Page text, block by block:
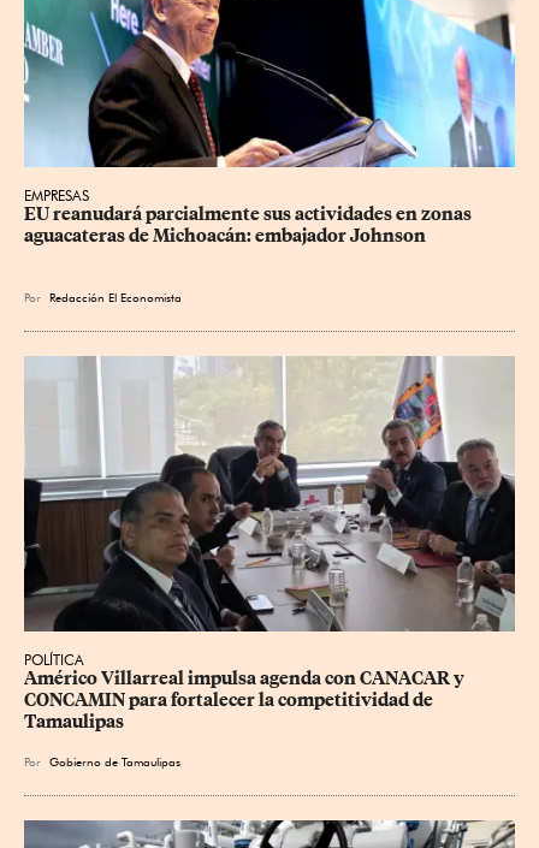
EMPRESAS
EU reanudará parcialmente sus actividades en zonas
aguacateras de Michoacán: embajador Johnson
Por Redacción El Economista
POLÍTICA
Américo Villarreal impulsa agenda con CANACAR y
CONCAMIN para fortalecer la competitividad de
Tamaulipas
Por Gobierno de Tamaulipas